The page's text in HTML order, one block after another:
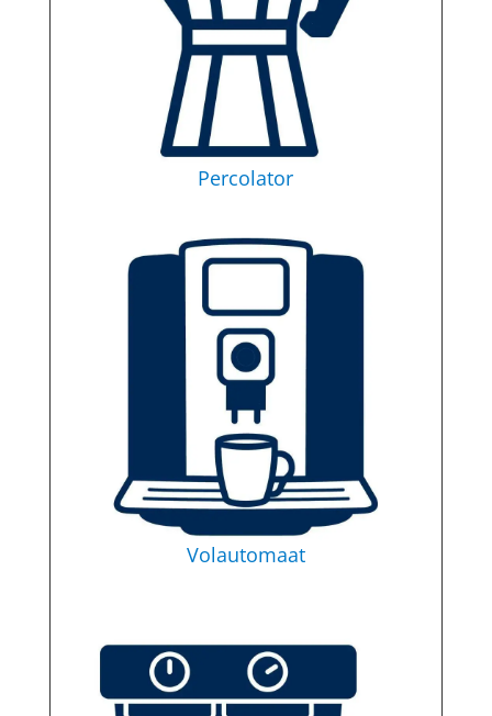
Percolator
Volautomaat